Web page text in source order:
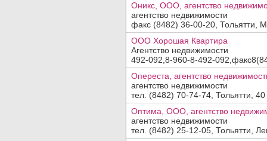
Оникс, ООО, агентство
агентство недвижимости
факс (8482) 36-00-20, Тольятти,
ООО Хорошая Квартира
Агентство недвижимости
492-092,8-960-8-492-
Опереста, агентство
агентство недвижимости
тел. (8482) 70-74-74, Тольятти,
Оптима, ООО, агентство
агентство недвижимости
тел. (8482) 25-12-05, Тольятти,